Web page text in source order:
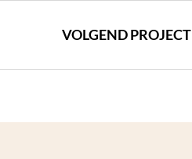
VOLGEND PROJECT